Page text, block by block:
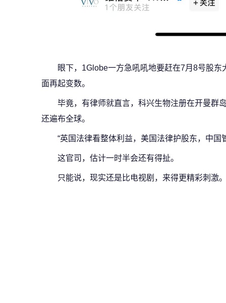
眼下，1Globe一方急吼吼地要赶在7月8号股东
面再起变数。
毕竟，有律师就直言，科兴生物注册在开曼群
还遍布全球。
“英国法律看整体利益，美国法律护股东，中国
这官司，估计一时半会还有得扯。
只能说，现实还是比电视剧，来得更精彩刺激